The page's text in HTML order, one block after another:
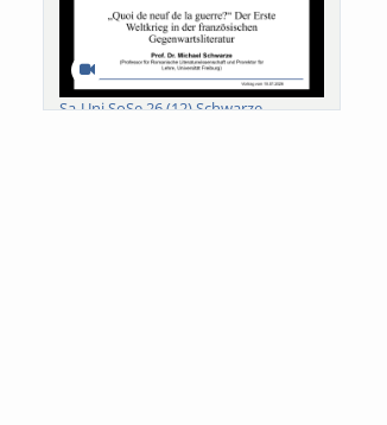
Sa-Uni SoSe 26 (12) Schwarze